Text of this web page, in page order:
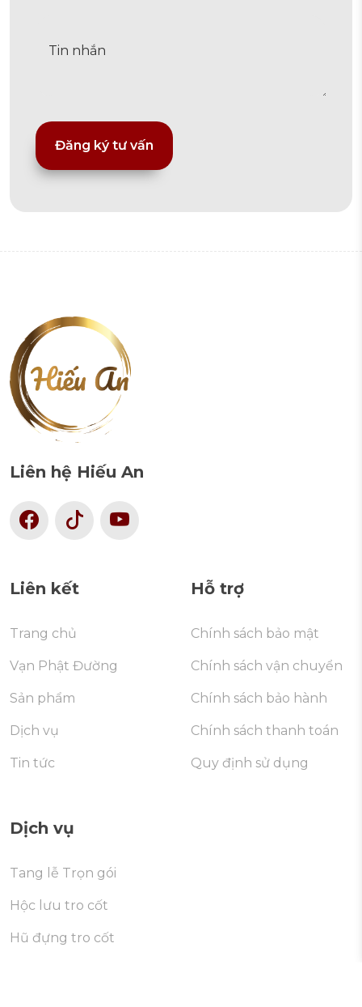
Liên hệ Hiếu An
Liên kết
Trang chủ
Vạn Phật Đường
Sản phẩm
Dịch vụ
Tin tức
Hỗ trợ
Chính sách bảo mật
Chính sách vận chuyển
Chính sách bảo hành
Chính sách thanh toán
Quy định sử dụng
Dịch vụ
Tang lễ Trọn gói
Hộc lưu tro cốt
Hũ đựng tro cốt